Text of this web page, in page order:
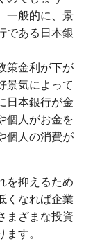
一般的に、景
である日本銀
策金利が下が
景気によって
日本銀行が金
個人がお金を
個人の消費が
を抑えるため
くなれば企業
まざまな投資
す。